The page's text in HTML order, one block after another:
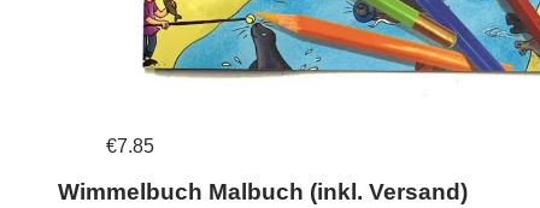
€7.85
Wimmelbuch Malbuch (inkl. Versand)